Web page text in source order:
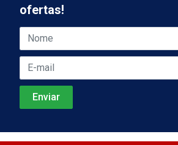
ofertas!